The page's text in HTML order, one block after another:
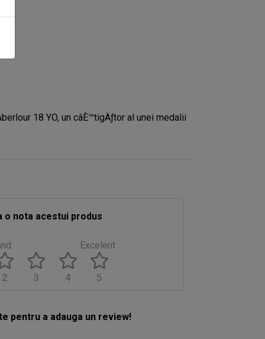
18 YO, un câÈ™tigÄƒtor al unei medalii
o nota acestui produs
Excelent
5
4
3
2
pentru a adauga un review!